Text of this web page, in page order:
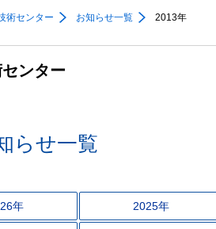
術センター お知らせ一覧 2013年
ンター
らせ一覧
年 2025年